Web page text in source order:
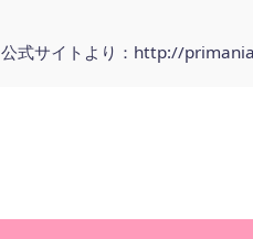
公式サイトより：http://